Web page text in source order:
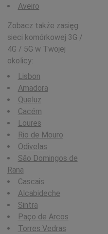
Aveiro
Zobacz także zasięg
sieci komórkowej 3G /
4G / 5G w Twojej
okolicy:
Lisbon
Amadora
Queluz
Cacém
Loures
Rio de Mouro
Odivelas
São Domingos de
Rana
Cascais
Alcabideche
Sintra
Paço de Arcos
Torres Vedras